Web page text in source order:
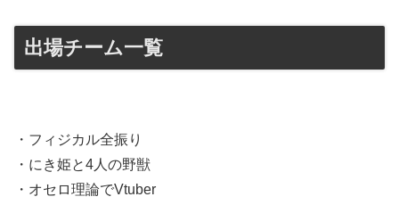
出場チーム一覧
・フィジカル全振り
・にき姫と4人の野獣
・オセロ理論でVtuber